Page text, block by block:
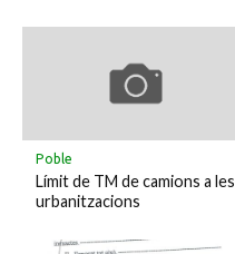
Poble
Límit de TM de camions a les
urbanitzacions